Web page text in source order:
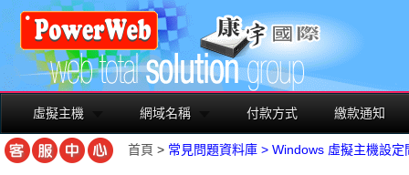
虛擬主機 網域名稱 付款方式 繳款通知
首頁 > 常見問題資料庫 > Windows 虛擬主機設定